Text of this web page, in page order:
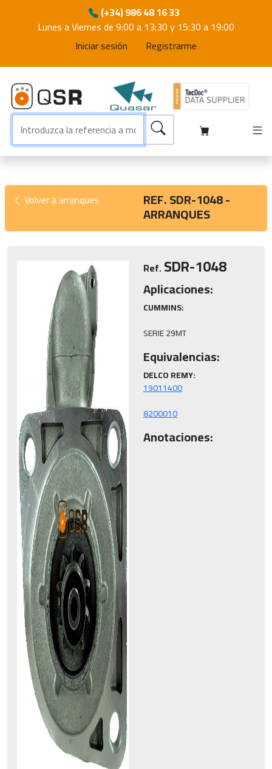
(+34) 986 48 16 33
Lunes a Viernes de 9:00 a 13:30 y 15:30 a 19:00
Iniciar sesión
Registrarme
Volver a arranques REF. SDR-1048 -
ARRANQUES
Ref.SDR-1048
Aplicaciones:
CUMMINS:
SERIE 29MT
Equivalencias:
DELCO REMY:
8200010
Anotaciones: